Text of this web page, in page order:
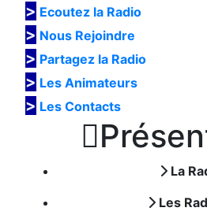
> Ecoutez la Radio
> Nous Rejoindre
> Partagez la Radio
> Les Animateurs
> Les Contacts

La
Les